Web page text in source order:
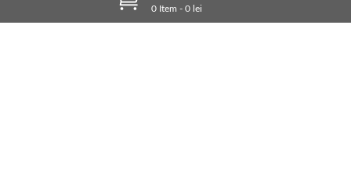
0 Item - 0 lei